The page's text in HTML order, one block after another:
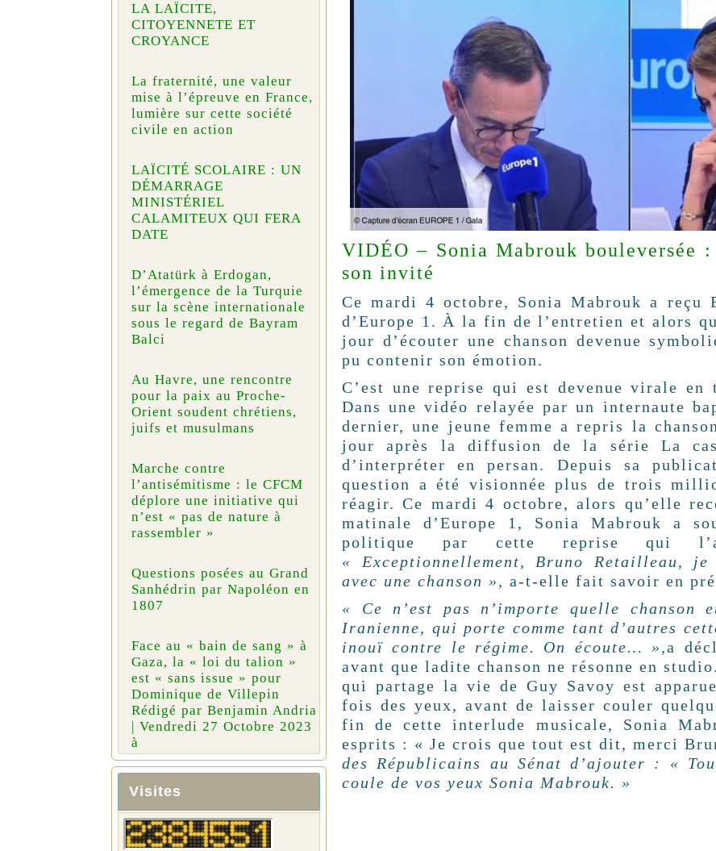
LA LAÏCITE,
CITOYENNETE ET
CROYANCE
La fraternité, une valeur
mise à l’épreuve en France,
lumière sur cette société
civile en action
LAÏCITÉ SCOLAIRE : UN
DÉMARRAGE
MINISTÉRIEL
CALAMITEUX QUI FERA
DATE
D’Atatürk à Erdogan,
l’émergence de la Turquie
sur la scène internationale
sous le regard de Bayram
Balci
Au Havre, une rencontre
pour la paix au Proche-
Orient soudent chrétiens,
juifs et musulmans
Marche contre
l’antisémitisme : le CFCM
déplore une initiative qui
n’est « pas de nature à
rassembler »
Questions posées au Grand
Sanhédrin par Napoléon en
1807
Face au « bain de sang » à
Gaza, la « loi du talion »
est « sans issue » pour
Dominique de Villepin
Rédigé par Benjamin Andria
| Vendredi 27 Octobre 2023
à
Visites
VIDÉO – Sonia Mabrouk bouleversée
son invité
Ce mardi 4 octobre, Sonia Mabrouk a reçu
d’Europe 1. À la fin de l’entretien et alors
jour d’écouter une chanson devenue
pu contenir son émotion.
C’est une reprise qui est devenue virale
Dans une vidéo relayée par un internaute
dernier, une jeune femme a repris la
jour après la diffusion de la série La
d’interpréter en persan. Depuis sa
question a été visionnée plus de trois
réagir. Ce mardi 4 octobre, alors qu’elle
matinale d’Europe 1, Sonia Mabrouk a
politique par cette reprise qui l’a
« Exceptionnellement, Bruno Retailleau,
avec une chanson », a-t-elle fait savoir en
« Ce n’est pas n’importe quelle
Iranienne, qui porte comme tant d’autres
inouï contre le régime. On écoute… »,a
avant que ladite chanson ne résonne en
qui partage la vie de Guy Savoy est
fois des yeux, avant de laisser couler
fin de cette interlude musicale, Sonia
esprits : « Je crois que tout est dit, merci
des Républicains au Sénat d’ajouter : «
coule de vos yeux Sonia Mabrouk. »